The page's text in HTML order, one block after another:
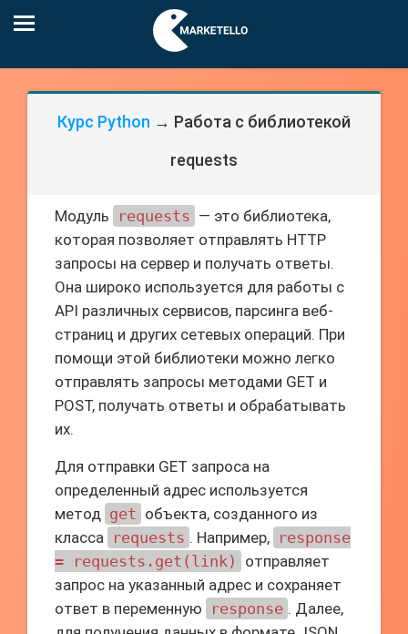
Курс Python → Работа с библиотекой
requests
Модуль requests — это библиотека,
которая позволяет отправлять HTTP
запросы на сервер и получать ответы.
Она широко используется для работы с
API различных сервисов, парсинга веб-
страниц и других сетевых операций. При
помощи этой библиотеки можно легко
отправлять запросы методами GET и
POST, получать ответы и обрабатывать
их.
Для отправки GET запроса на
определенный адрес используется
метод get объекта, созданного из
класса requests . Например, response
= requests.get(link)
отправляет
запрос на указанный адрес и сохраняет
ответ в переменную
response . Далее,